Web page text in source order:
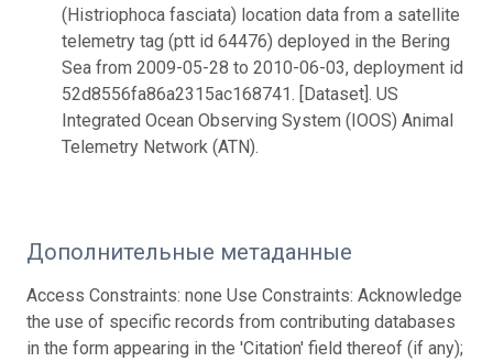
(Histriophoca fasciata) location data from a satellite
telemetry tag (ptt id 64476) deployed in the Bering
Sea from 2009-05-28 to 2010-06-03, deployment id
52d8556fa86a2315ac168741. [Dataset]. US
Integrated Ocean Observing System (IOOS) Animal
Telemetry Network (ATN).
Дополнительные метаданные
Access Constraints: none Use Constraints: Acknowledge
the use of specific records from contributing databases
in the form appearing in the 'Citation' field thereof (if any);